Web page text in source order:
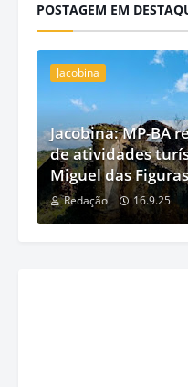
POSTAGEM EM
Jacobina
Jacobina: MP-BA
de atividades
Miguel das Figuras
Redação 16.9.25